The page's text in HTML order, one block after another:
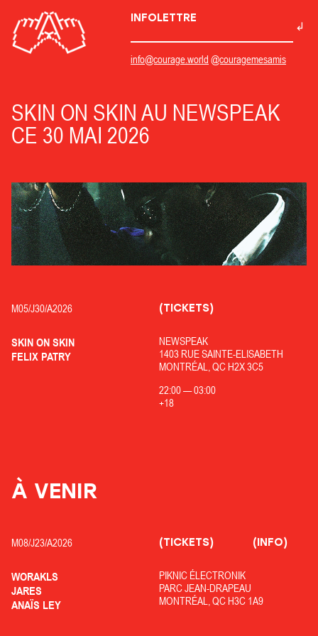
INFOLETTRE
info@courage.world @couragemesamis
SKIN ON SKIN AU NEWSPEAK
CE 30 MAI 2026
M05/J30/A2026
SKIN ON SKIN
FELIX PATRY
NEWSPEAK
1403 RUE SAINTE-ELISABETH
MONTRÉAL, QC H2X 3C5
22:00—03:00
+18
(TICKETS)
À VENIR
M08/J23/A2026
WORAKLS
JARES
ANAÏS LEY
PIKNIC ÉLECTRONIK
PARC JEAN-DRAPEAU
MONTRÉAL, QC H3C 1A9
(TICKETS) (INFO)